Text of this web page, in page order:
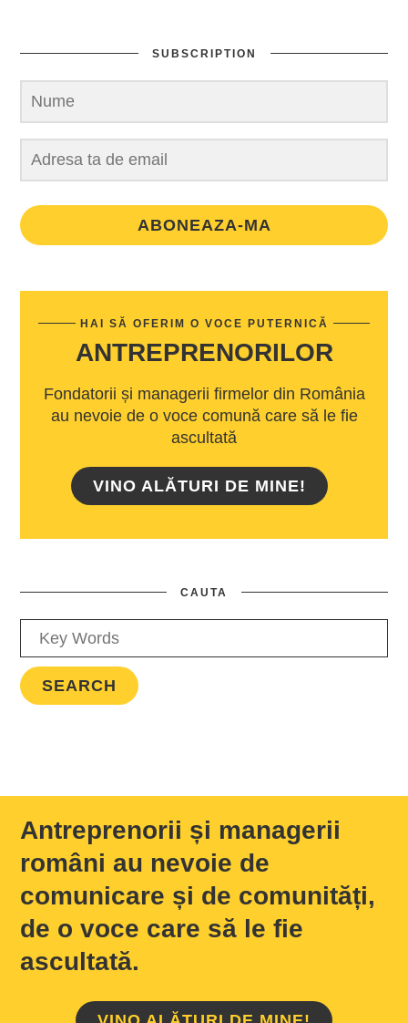
SUBSCRIPTION
ABONEAZA-MA
HAI SĂ OFERIM O VOCE PUTERNICĂ
ANTREPRENORILOR
Fondatorii și managerii firmelor din România
au nevoie de o voce comună care să le fie
ascultată
VINO ALĂTURI DE MINE!
CAUTA
Antreprenorii și managerii
români au nevoie de
comunicare și de comunități,
de o voce care să le fie
ascultată.